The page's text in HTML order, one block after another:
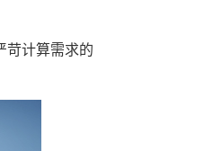
计算需求的